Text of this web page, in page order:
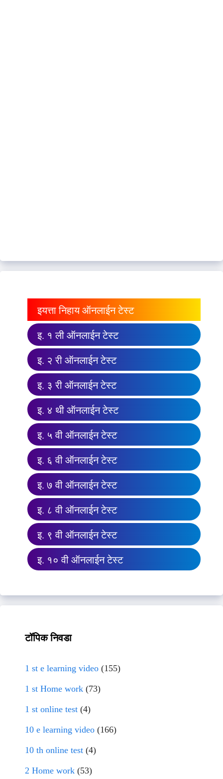
इयत्ता निहाय ऑनलाईन टेस्ट
इ. १ ली ऑनलाईन टेस्ट
इ. २ री ऑनलाईन टेस्ट
इ. ३ री ऑनलाईन टेस्ट
इ. ४ थी ऑनलाईन टेस्ट
इ. ५ वी ऑनलाईन टेस्ट
इ. ६ वी ऑनलाईन टेस्ट
इ. ७ वी ऑनलाईन टेस्ट
इ. ८ वी ऑनलाईन टेस्ट
इ. ९ वी ऑनलाईन टेस्ट
इ. १० वी ऑनलाईन टेस्ट
टॉपिक निवडा
1 st e learning video (155)
1 st Home work (73)
1 st online test (4)
10 e learning video (166)
10 th online test (4)
2 Home work (53)